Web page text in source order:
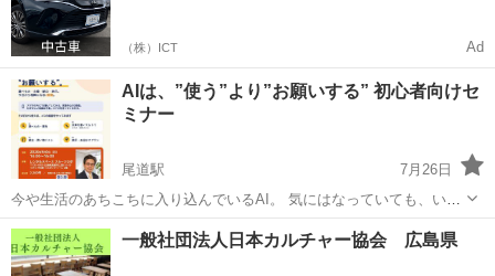
（株）ICT Ad
AIは、”使う”より”お願いする” 初心者向けセ
ミナー
尾道駅
7月26日
今や生活のあちこちに入り込んでいるAI。 気にはなっていても、いざ
自分が使うとなると、どうしたらいいか分からない… そんな方々のた
めに、「AIってこんな事ができるんですよ！」という驚きを届けた
い。 お持ちい...
広島 尾道市 尾道駅 その他
一般社団法人日本カルチャー協会 広島県